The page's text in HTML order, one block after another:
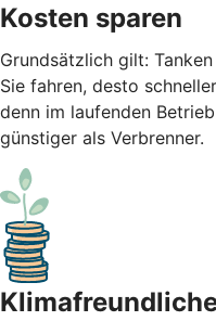
Kosten sparen
Grundsätzlich gilt:
Sie fahren, desto
denn im laufenden
günstiger als Verbrenner.